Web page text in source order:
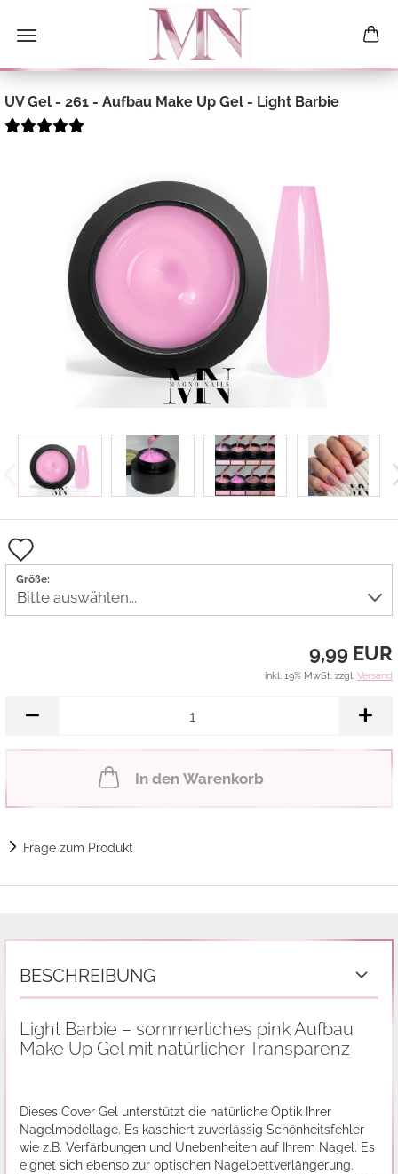
UV Gel - 261 - Aufbau Make Up Gel - Light Barbie
den
Merkzettel
Größe:
9,99 EUR
inkl. 19% MwSt. zzgl. Versand
In den Warenkorb
Frage zum Produkt
BESCHREIBUNG
Light Barbie – sommerliches pink Aufbau
Make Up Gel mit natürlicher Transparenz
Dieses Cover Gel unterstützt die natürliche Optik Ihrer
Nagelmodellage. Es kaschiert zuverlässig Schönheitsfehler
wie z.B. Verfärbungen und Unebenheiten auf Ihrem Nagel. Es
eignet sich ebenso zur optischen Nagelbettverlängerung.